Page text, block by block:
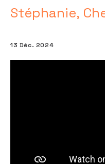
Stéphanie,
13 Déc. 2024